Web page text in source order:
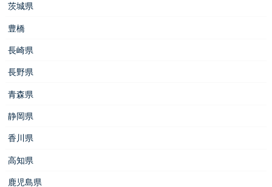
茨城県
豊橋
長崎県
長野県
青森県
静岡県
香川県
高知県
鹿児島県